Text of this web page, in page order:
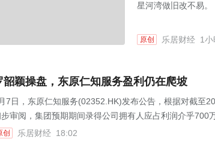
星河湾做旧改不易。
原创 乐居财经 1
韶颖操盘，东原仁知服务盈利仍在爬坡
7日，东原仁知服务(02352.HK)发布公告，根据对截至
审阅，集团预期期间录得公司拥有人应占利润介乎700
创 乐居财经 18:02